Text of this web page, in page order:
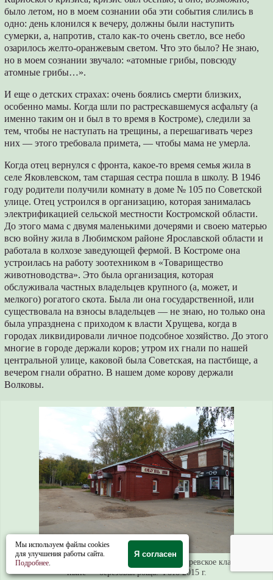
было летом, но в моем сознании оба эти события слились в
одно: день клонился к вечеру, должны были наступить
сумерки, а, напротив, стало как-то очень светло, все небо
озарилось желто-оранжевым светом. Что это было? Не знаю,
но в моем сознании звучало: «атомные грибы, повсюду
атомные грибы…».
И еще о детских страхах: очень боялись смерти близких,
особенно мамы. Когда шли по растрескавшемуся асфальту (а
именно таким он и был в то время в Костроме), следили за
тем, чтобы не наступать на трещины, а перешагивать через
них ― этого требовала примета, ― чтобы мама не умерла.
Когда отец вернулся с фронта, какое-то время семья жила в
селе Яковлевском, там старшая сестра пошла в школу. В 1946
году родители получили комнату в доме № 105 по Советской
улице. Отец устроился в организацию, которая занималась
электрификацией сельской местности Костромской области.
До этого мама с двумя маленькими дочерями и своею матерью
всю войну жила в Любимском районе Ярославской области и
работала в колхозе заведующей фермой. В Костроме она
устроилась на работу зоотехником в «Товарищество
животноводства». Это была организация, которая
обслуживала частных владельцев крупного (а, может, и
мелкого) рогатого скота. Была ли она государственной, или
существовала на взносы владельцев ― не знаю, но только она
была упразднена с приходом к власти Хрущева, когда в
городах ликвидировали личное подсобное хозяйство. До этого
многие в городе держали коров; утром их гнали по нашей
центральной улице, каковой была Советская, на пастбище, а
вечером гнали обратно. В нашем доме корову держали
Волковы.
Дом № 103а. На заднем плане ― бывшее Лазаревское кладбище,
ныне ― березовая роща. Фото 2015 г.
Мы используем файлы cookies
для улучшения работы сайта.
Подробнее.
Я согласен